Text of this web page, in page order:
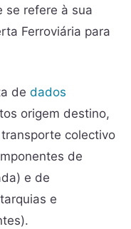
se refere à sua
Ferroviária para
de dados
origem destino,
colectivo
de
e de
e